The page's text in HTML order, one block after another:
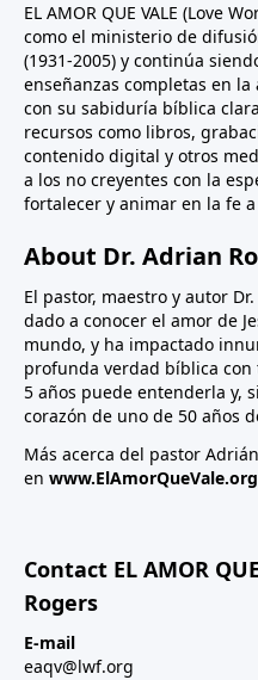
EL AMOR QUE VALE (Love
como el ministerio de
(1931-2005) y continúa
enseñanzas completas en
con su sabiduría bíblica
recursos como libros,
contenido digital y otros
a los no creyentes con la
fortalecer y animar en la fe
About Dr. Adrian
El pastor, maestro y autor
dado a conocer el amor de
mundo, y ha impactado
profunda verdad bíblica
5 años puede entenderla y,
corazón de uno de 50 años
Más acerca del pastor
en www.ElAmorQueVale.org
Contact EL AMOR
Rogers
E-mail
eaqv@lwf.org